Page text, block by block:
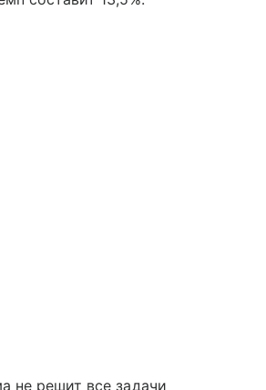
не решит все задачи